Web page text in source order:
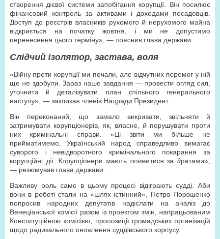
створення дієвої системи запобігання корупції. Він посилює
фінансовий контроль за активами і доходами посадовців.
Доступ до реєстрів власників рухомого й нерухомого майна
відкриється на початку жовтня, і ми не допустимо
перенесення цього терміну», — пояснив глава держави.
Слідчий ізолятор, застава, воля
«Війну проти корупції ми почали, але відчутних перемог у ній
ще не здобули. Зараз наше завдання — провести огляд сил,
уточнити й деталізувати план спільного генерального
наступу», — закликав членів Нацради Президент.
Він переконаний, що замало викривати, звільняти й
затримувати корупціонерів, як, власне, й порушувати проти
них кримінальні справи. «Ці звіти ми більше не
прийматимемо. Український народ справедливо вимагає
суворого і невідворотного кримінального покарання за
корупційні дії. Корупціонери мають опинитися за ∂ратами»,
— резюмував глава держави.
Важливу роль саме в цьому процесі відіграють судді. Аби
вони в роботі стали на «шлях істинний», Петро Порошенко
попросив народних депутатів надіслати на аналіз до
Венеціанської комісії разом із проектом змін, напрацьованим
Конституційною комісією, пропозиції громадських організацій
щодо радикального оновлення суддівського корпусу.